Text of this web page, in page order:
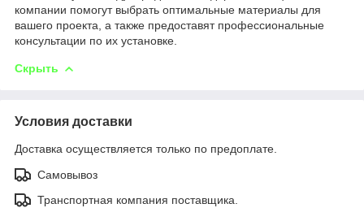
компании помогут выбрать оптимальные материалы для
вашего проекта, а также предоставят профессиональные
консультации по их установке.
Скрыть
Условия доставки
Доставка осуществляется только по предоплате.
Самовывоз
Транспортная компания поставщика.